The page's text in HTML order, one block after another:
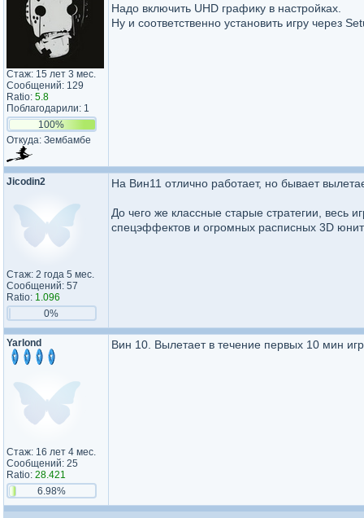
Стаж: 15 лет 3 мес.
Сообщений: 129
Ratio: 5.8
Поблагодарили: 1
100%
Откуда: Зембамбе
Надо включить UHD графику в настройках.
Ну и соответственно установить игру через
Jicodin2
Стаж: 2 года 5 мес.
Сообщений: 57
Ratio: 1.096
0%
На Вин11 отлично работает, но бывает
До чего же классные старые стратегии, весь
спецэффектов и огромных расписных 3D
Yarlond
Стаж: 16 лет 4 мес.
Сообщений: 25
Ratio: 28.421
6.98%
Вин 10. Вылетает в течение первых 10 мин